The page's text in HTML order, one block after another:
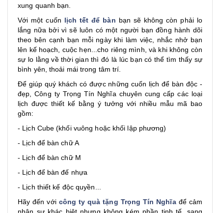
xung quanh bạn.
Với một cuốn lịch tết để bàn bạn sẽ không còn phải lo
lắng nữa bởi vì sẽ luôn có một người bạn đồng hành dõi
theo bên cạnh bạn mỗi ngày khi làm việc, nhắc nhở bạn
lên kế hoạch, cuộc hẹn...cho riêng mình, và khi không còn
sự lo lằng về thời gian thì đó là lúc bạn có thể tìm thấy sự
bình yên, thoải mái trong tâm trí.
Để giúp quý khách có được những cuốn lịch để bàn độc -
đẹp, Công ty Trọng Tín Nghĩa chuyên cung cấp các loại
lịch được thiết kế bằng ý tưởng với nhiều mẫu mã bao
gồm:
- Lịch Cube (khối vuông hoặc khối lập phương)
- Lịch để bàn chữ A
- Lịch để bàn chữ M
- Lịch để bàn đế nhựa
- Lịch thiết kế độc quyền...
Hãy đến với công ty quà tặng Trọng Tín Nghĩađể cảm